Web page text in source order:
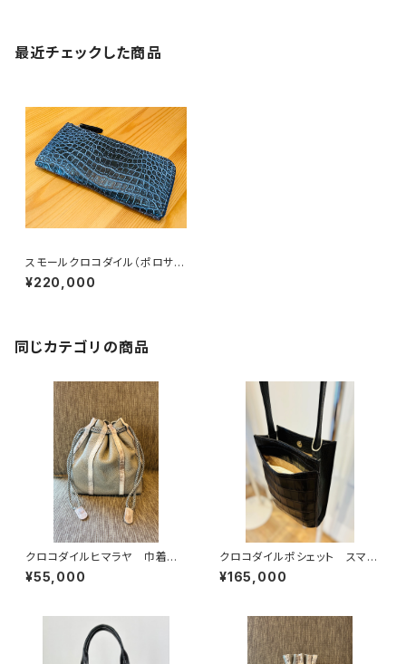
最近チェックした商品
スモールクロコダイル（ポロサ
ス）L字ファスナーウォレット パ
ールブルー
¥220,000
同じカテゴリの商品
クロコダイルヒマラヤ 巾着バッ
グ イタリアンシュリンクレザー
¥55,000
クロコダイルポシェット スマホ
ポシェット 軽量バッグ
¥165,000